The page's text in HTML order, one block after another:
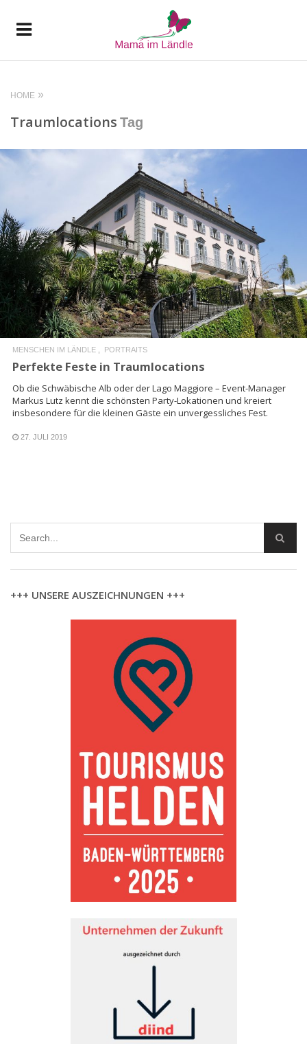
HOME
Traumlocations Tag
READ MORE
MENSCHEN IM LÄNDLE PORTRAITS
Perfekte Feste in Traumlocations
Ob die Schwäbische Alb oder der Lago Maggiore – Event-Manager
Markus Lutz kennt die schönsten Party-Lokationen und kreiert
insbesondere für die kleinen Gäste ein unvergessliches Fest.
27. JULI 2019
+++ UNSERE AUSZEICHNUNGEN +++